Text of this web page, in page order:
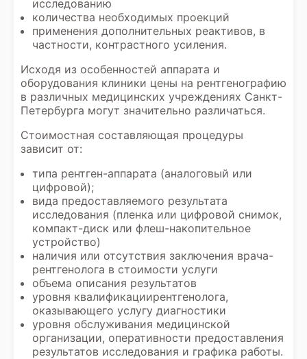
исследованию
количества необходимых проекций
применения дополнительных реактивов, в
частности, контрастного усиления.
Исходя из особенностей аппарата и
оборудования клиники цены на рентгенографию
в различных медицинских учреждениях Санкт-
Петербурга могут значительно различаться.
Стоимостная составляющая процедуры
зависит от:
типа рентген-аппарата (аналоговый или
цифровой);
вида предоставляемого результата
исследования (пленка или цифровой снимок,
компакт-диск или флеш-накопительное
устройство)
наличия или отсутствия заключения врача-
рентгенолога в стоимости услуги
объема описания результатов
уровня квалификациирентгенолога,
оказывающего услугу диагностики
уровня обслуживания медицинской
организации, оперативности предоставления
результатов исследования и графика работы.